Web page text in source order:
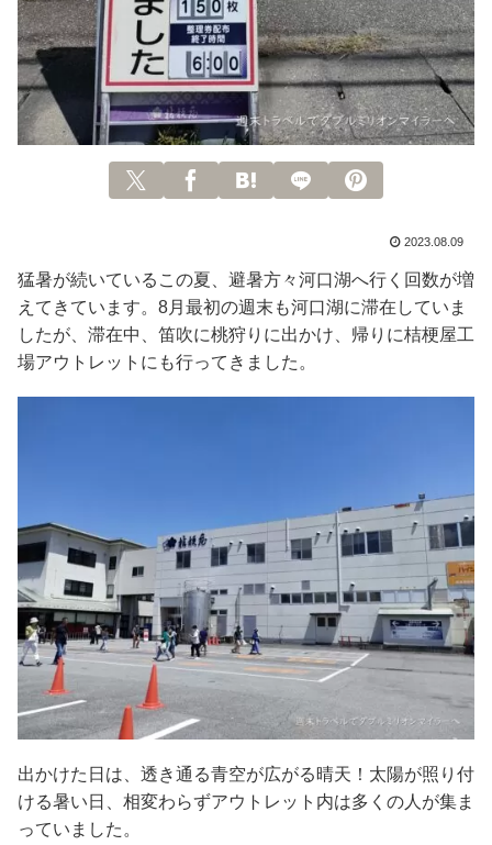
2023.08.09
猛暑が続いているこの夏、避暑方々河口湖へ行く回数が増
えてきています。8月最初の週末も河口湖に滞在していま
したが、滞在中、笛吹に桃狩りに出かけ、帰りに桔梗屋工
場アウトレットにも行ってきました。
出かけた日は、透き通る青空が広がる晴天！太陽が照り付
ける暑い日、相変わらずアウトレット内は多くの人が集ま
っていました。